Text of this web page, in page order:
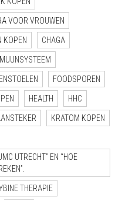
VOOR VROUWEN
KOPEN CHAGA
FOODSPOREN
HEALTH HHC
KRATOM KOPEN
UTRECHT” EN “HOE
THERAPIE